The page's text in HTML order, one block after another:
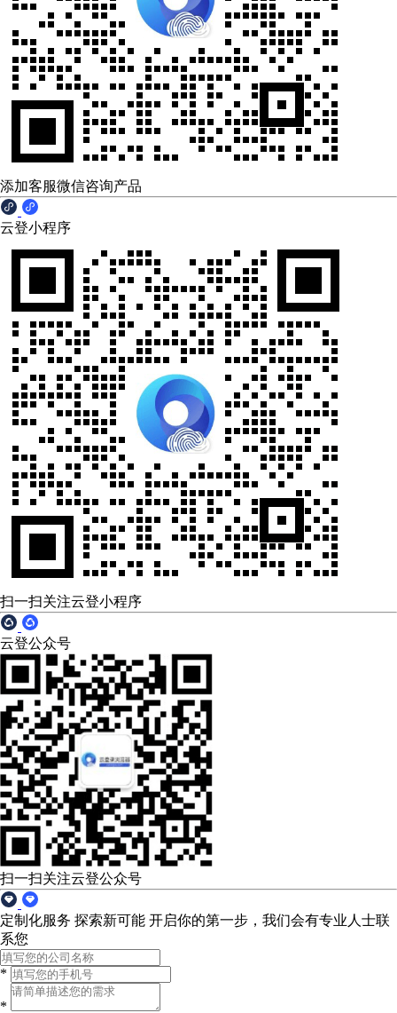
添加客服微信咨询产品
云登小程序
扫一扫关注云登小程序
云登公众号
扫一扫关注云登公众号
定制化服务 探索新可能 开启你的第一步，我们会有专业人士联
系您
*
*